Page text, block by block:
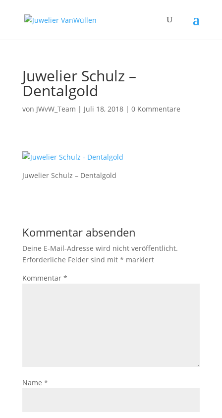
Juwelier Schulz –
Dentalgold
von JWvW_Team | Juli 18, 2018| 0 Kommentare
Juwelier Schulz – Dentalgold
Kommentar absenden
Deine E-Mail-Adresse wird nicht veröffentlicht.
Erforderliche Felder sind mit * markiert
Kommentar *
Name *